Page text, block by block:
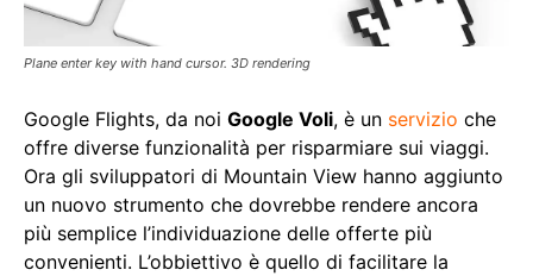
Plane enter key with hand cursor. 3D rendering
Google Flights, da noi Google Voli, è un servizio che
offre diverse funzionalità per risparmiare sui viaggi.
Ora gli sviluppatori di Mountain View hanno aggiunto
un nuovo strumento che dovrebbe rendere ancora
più semplice l’individuazione delle offerte più
convenienti. L’obbiettivo è quello di facilitare la